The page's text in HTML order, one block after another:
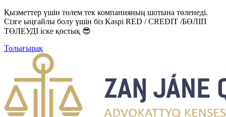
Қызметтер үшін төлем тек компанияның шотына төленеді.
Сізге ыңғайлы болу үшін біз Kaspi RED / CREDIT /БӨЛІП
ТӨЛЕУДІ іске қостық 😎
Толығырақ